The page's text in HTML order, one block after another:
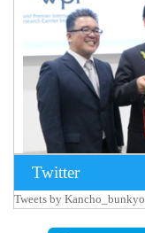
Twitter
Tweets by Kancho_bunkyo